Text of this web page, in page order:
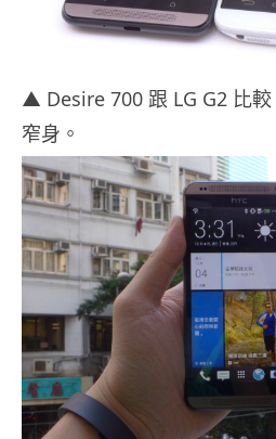
▲ Desire 700 跟 LG G2 比
窄身。